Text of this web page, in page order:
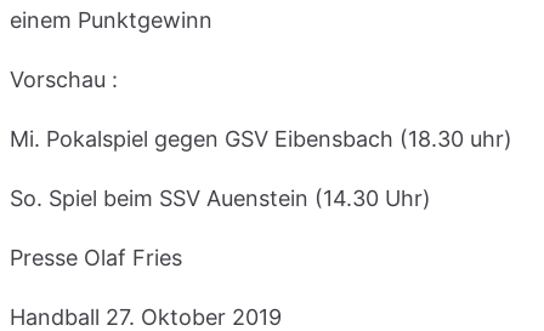
einem Punktgewinn
Vorschau :
Mi. Pokalspiel gegen GSV Eibensbach (18.30 uhr)
So. Spiel beim SSV Auenstein (14.30 Uhr)
Presse Olaf Fries
Handball 27. Oktober 2019